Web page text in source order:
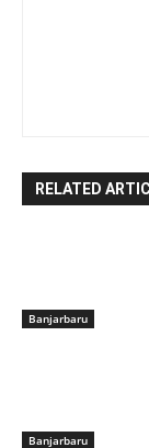
RELATED
Banjarbaru
Banjarbaru